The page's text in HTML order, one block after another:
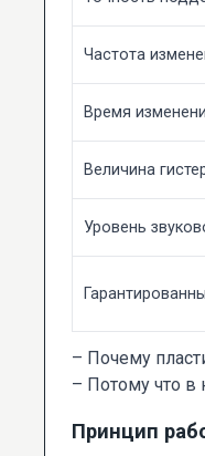
Частота
Время
Величина
Уровень
– Почему
– Потому что в
Принцип